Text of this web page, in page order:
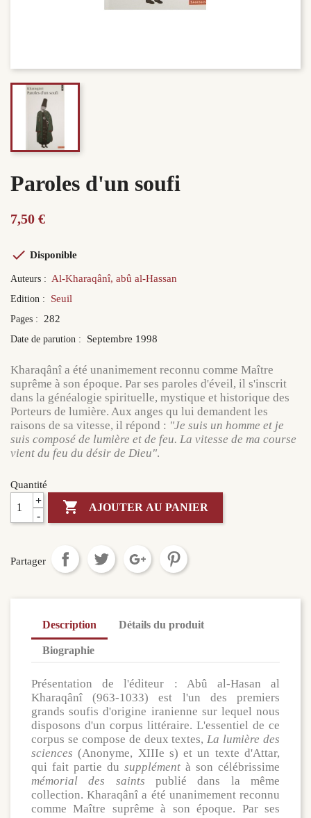
Paroles d'un soufi
7,50 €
 Disponible
Auteurs : Al-Kharaqânî, abû al-Hassan
Edition : Seuil
Pages : 282
Date de parution : Septembre 1998
Kharaqânî a été unanimement reconnu comme Maître
suprême à son époque. Par ses paroles d'éveil, il s'inscrit
dans la généalogie spirituelle, mystique et historique des
Porteurs de lumière. Aux anges qu lui demandent les
raisons de sa vitesse, il répond : "Je suis un homme et je
suis composé de lumière et de feu. La vitesse de ma course
vient du feu du désir de Dieu".
Quantité
+
 AJOUTER AU PANIER
Partager
Description Détails du produit
Biographie
Présentation de l'éditeur : Abû al-Hasan al
Kharaqânî (963-1033) est l'un des premiers
grands soufis d'origine iranienne sur lequel nous
disposons d'un corpus littéraire. L'essentiel de ce
corpus se compose de deux textes,La lumière des
sciences(Anonyme, XIIIe s) et un texte d'Attar,
qui fait partie du supplément à son célébrissime
mémorial des saints publié dans la même
collection. Kharaqânî a été unanimement reconnu
comme Maître suprême à son époque. Par ses